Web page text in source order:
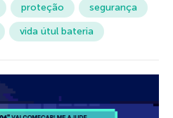
proteção
segurança
vida útul bateria